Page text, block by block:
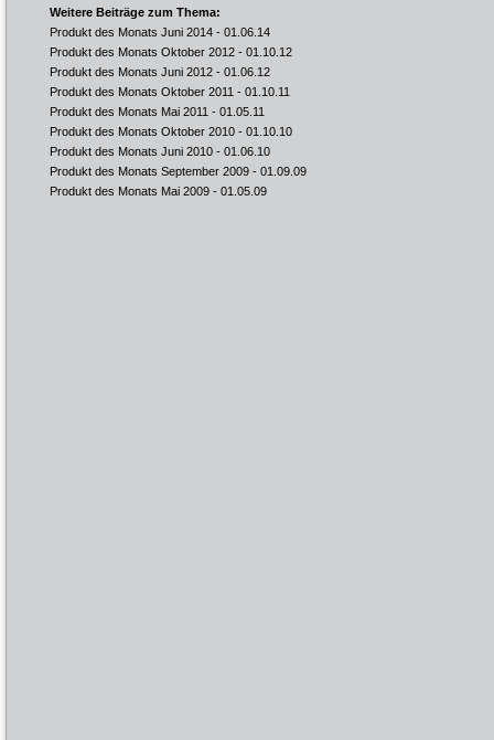
Weitere Beiträge zum Thema:
Produkt des Monats Juni 2014 - 01.06.14
Produkt des Monats Oktober 2012 - 01.10.12
Produkt des Monats Juni 2012 - 01.06.12
Produkt des Monats Oktober 2011 - 01.10.11
Produkt des Monats Mai 2011 - 01.05.11
Produkt des Monats Oktober 2010 - 01.10.10
Produkt des Monats Juni 2010 - 01.06.10
Produkt des Monats September 2009 - 01.09.09
Produkt des Monats Mai 2009 - 01.05.09